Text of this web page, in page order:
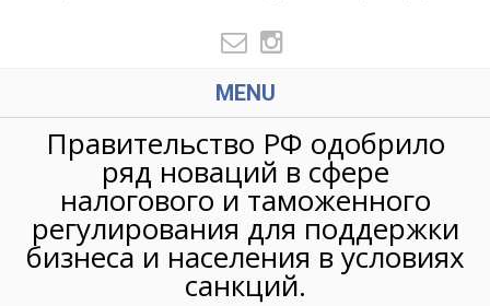
MENU
Правительство РФ одобрило
ряд новаций в сфере
налогового и таможенного
регулирования для поддержки
бизнеса и населения в условиях
санкций.